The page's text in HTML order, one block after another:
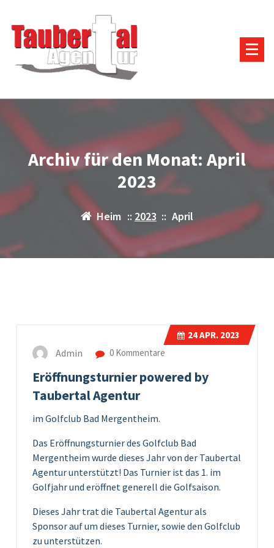
Inhalt
springen
Archiv für den Monat: April
2023
Heim :: 2023 :: April
24APR. 2023
Admin 0 Kommentare
Eröffnungsturnier powered by
Taubertal Agentur
im Golfclub Bad Mergentheim.
Das Eröffnungsturnier des Golfclub Bad
Mergentheim wurde dieses Jahr von der Taubertal
Agentur unterstützt! Das Turnier ist das 1. im
Golfjahr und eröffnet generell die Golfsaison.
Dieses Jahr trat die Taubertal Agentur als
Sponsor auf um dieses Turnier, sowie den Golfclub
zu unterstützen.